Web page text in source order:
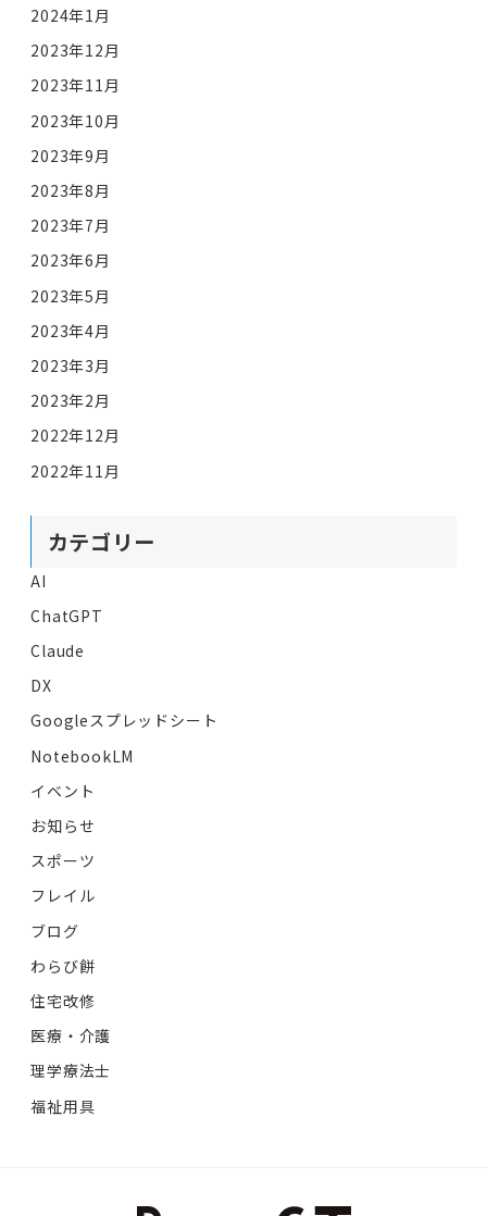
2024年1月
2023年12月
2023年11月
2023年10月
2023年9月
2023年8月
2023年7月
2023年6月
2023年5月
2023年4月
2023年3月
2023年2月
2022年12月
2022年11月
カテゴリー
AI
ChatGPT
Claude
DX
Googleスプレッドシート
NotebookLM
イベント
お知らせ
スポーツ
フレイル
ブログ
わらび餅
住宅改修
医療・介護
理学療法士
福祉用具